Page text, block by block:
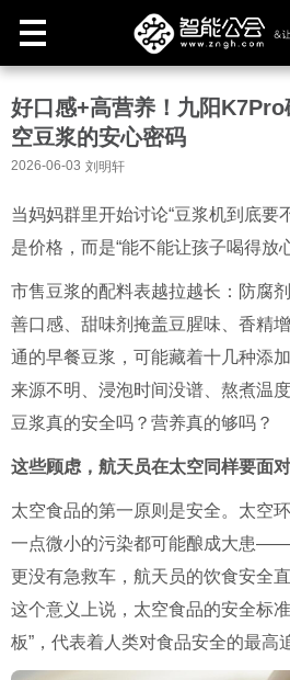
好口感+高营养！九阳
空豆浆的安心密码
2026-06-03 刘明轩
当妈妈群里开始讨论“豆浆机到底要
是价格，而是“能不能让孩子喝得放心
市售豆浆的配料表越拉越长：防腐
善口感、甜味剂掩盖豆腥味、香
通的早餐豆浆，可能藏着十几种添
来源不明、浸泡时间没谱、熬煮温
豆浆真的安全吗？营养真的够吗？
这些顾虑，航天员在太空同样要面
太空食品的第一原则是安全。太空
一点微小的污染都可能酿成大患——
更没有急救车，航天员的饮食安全
这个意义上说，太空食品的安全标
板”，代表着人类对食品安全的最高